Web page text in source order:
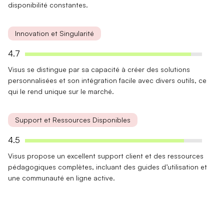
disponibilité constantes.
Innovation et Singularité
4.7
Visus se distingue par sa capacité à créer des solutions
personnalisées et son intégration facile avec divers outils, ce
qui le rend unique sur le marché.
Support et Ressources Disponibles
4.5
Visus propose un excellent support client et des ressources
pédagogiques complètes, incluant des guides d’utilisation et
une communauté en ligne active.